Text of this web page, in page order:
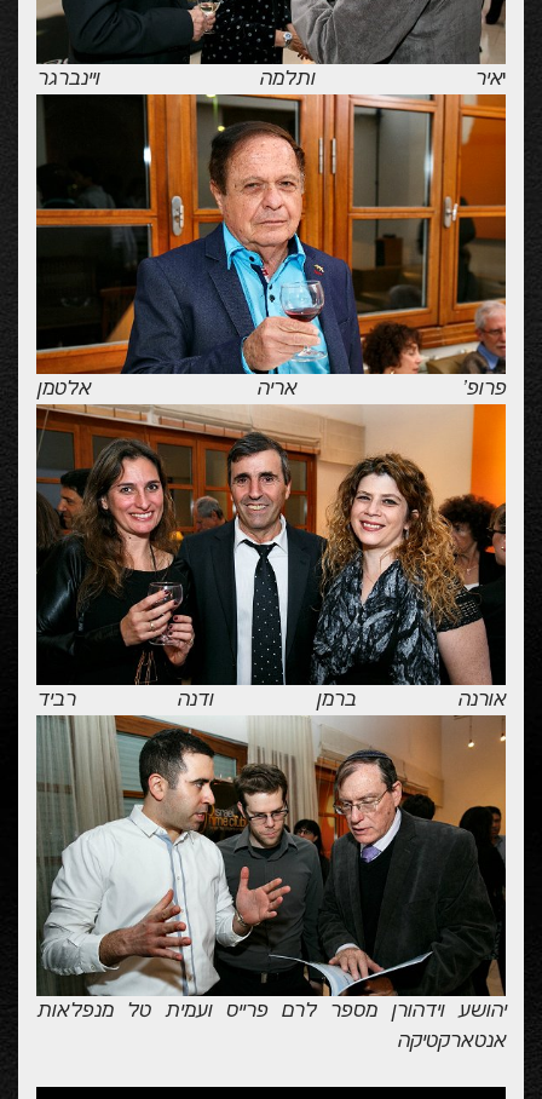
יאיר ותלמה ויינברגר
פרופ' אריה אלטמן
אורנה ברמן ודנה רביד
יהושע וידהורן מספר לרם פרייס ועמית טל מנפלאות
אנטארקטיקה